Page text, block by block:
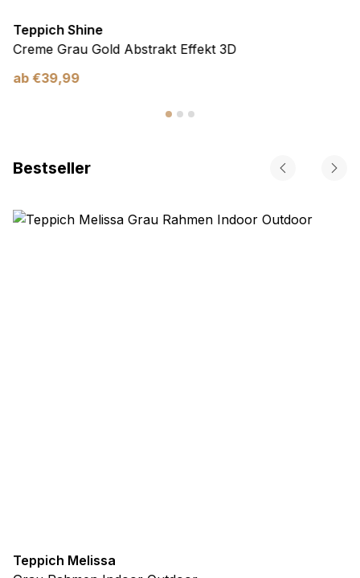
Teppich Shine
Creme Grau Gold Abstrakt Effekt 3D
ab €39,99
Bestseller
Teppich Melissa